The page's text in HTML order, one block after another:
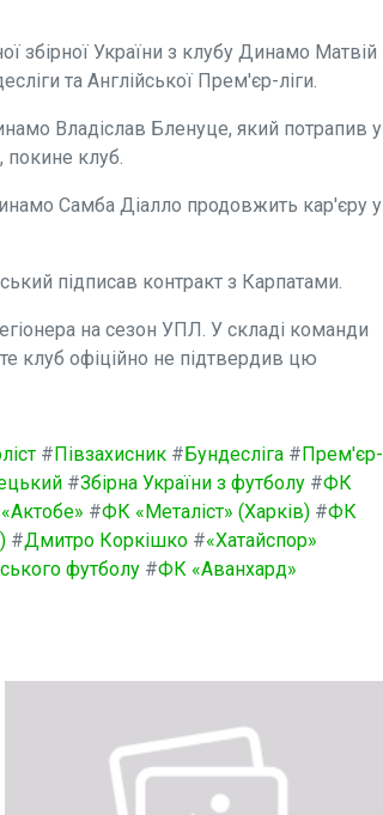
збірної України з клубу Динамо Матвій
та Англійської Прем'єр-ліги.
Владіслав Бленуце, який потрапив у
покине клуб.
Самба Діалло продовжить кар'єру у
підписав контракт з Карпатами.
на сезон УПЛ. У складі команди
клуб офіційно не підтвердив цю
#Півзахисник #Бундесліга #Прем'єр-
#Збірна України з футболу #ФК
#ФК «Металіст» (Харків) #ФК
#Дмитро Коркішко #«Хатайспор»
футболу #ФК «Аванхард»